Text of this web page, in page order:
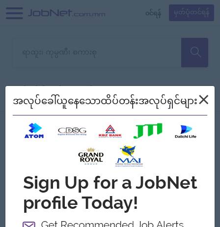
၀င်ရန် မှတ်ပုံတင်ရန်
သော အလုပ်မရှိသေးပါ။
စစ်ရန် စဉ်၍ကြည့်မည်
အလုပ်ခေါ်ယူနေသောထိပ်တန်းအလုပ်ရှင်များ×